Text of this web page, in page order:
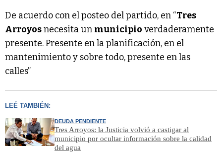
De acuerdo con el posteo del partido, en “Tres
Arroyosnecesita un municipio verdaderamente
presente. Presente en la planificación, en el
mantenimiento y sobre todo, presente en las
calles”
LEÉ TAMBIÉN:
DEUDA PENDIENTE
Tres Arroyos: la Justicia volvió a castigar al
municipio por ocultar información sobre la calidad
del agua